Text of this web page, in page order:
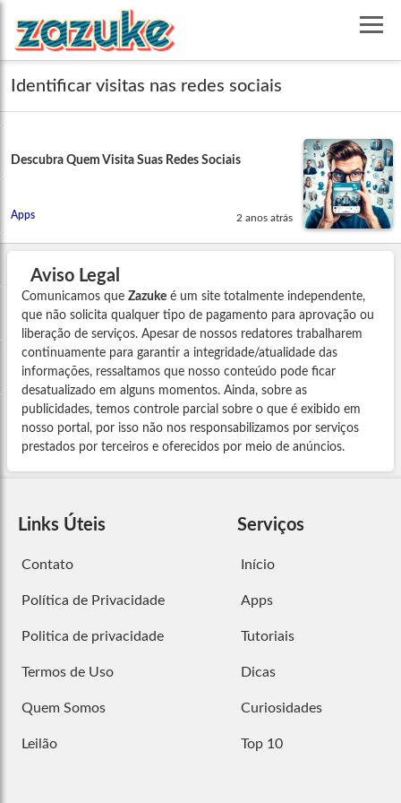
Identificar visitas nas redes sociais
Descubra Quem Visita Suas Redes Sociais
Apps 2 anos atrás
Aviso Legal
Comunicamos que Zazuke é um site totalmente independente,
que não solicita qualquer tipo de pagamento para aprovação ou
liberação de serviços. Apesar de nossos redatores trabalharem
continuamente para garantir a integridade/atualidade das
informações, ressaltamos que nosso conteúdo pode ficar
desatualizado em alguns momentos. Ainda, sobre as
publicidades, temos controle parcial sobre o que é exibido em
nosso portal, por isso não nos responsabilizamos por serviços
prestados por terceiros e oferecidos por meio de anúncios.
Links Úteis
Contato
Política de Privacidade
Politica de privacidade
Termos de Uso
Quem Somos
Leilão
Serviços
Início
Apps
Tutoriais
Dicas
Curiosidades
Top 10